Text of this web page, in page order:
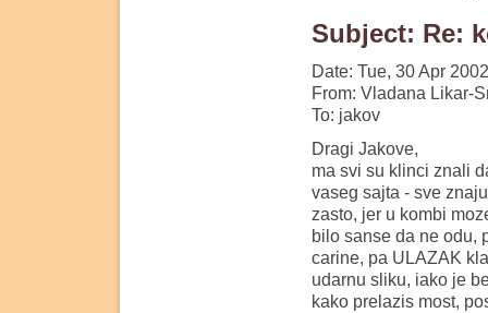
Subject: Re:
Date: Tue, 30 Apr
From: Vladana Likar-
To: jakov
Dragi Jakove,
ma svi su klinci znali
vaseg sajta - sve
zasto, jer u kombi
bilo sanse da ne odu,
carine, pa ULAZAK
udarnu sliku, iako je
kako prelazis most,